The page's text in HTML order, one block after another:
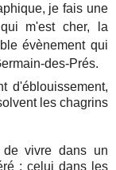
je fais une
m'est cher, la
évènement qui
des-Prés.
d'éblouissement,
les chagrins
vivre dans un
: celui dans les